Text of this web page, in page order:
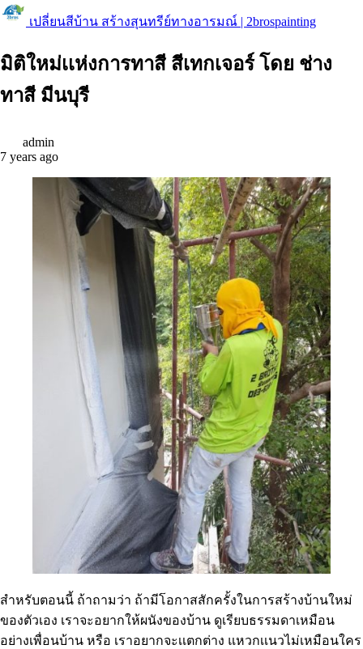
เปลี่ยนสีบ้าน สร้างสุนทรีย์ทางอารมณ์ | 2brospainting
มิติใหม่เเห่งการทาสี สีเทกเจอร์ โดย ช่าง
ทาสี มีนบุรี
admin
7 years ago
สำหรับตอนนี้ ถ้าถามว่า ถ้ามีโอกาสสักครั้งในการสร้างบ้านใหม่
ของตัวเอง เราจะอยากให้ผนังของบ้าน ดูเรียบธรรมดาเหมือน
อย่างเพื่อนบ้าน หรือ เราอยากจะเเตกต่าง แหวกเเนวไม่เหมือนใคร